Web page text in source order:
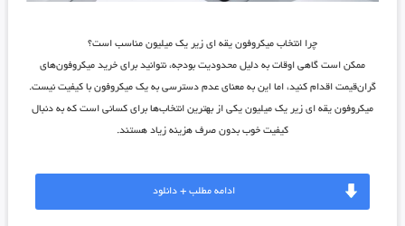
چرا انتخاب میکروفون یقه ای زیر یک میلیون مناسب است؟
ممکن است گاهی اوقات به دلیل محدودیت بودجه، نتوانید برای خرید میکروفون‌های
گران‌قیمت اقدام کنید، اما این به معنای عدم دسترسی به یک میکروفون با کیفیت نیست.
میکروفون یقه ای زیر یک میلیونیکی از بهترین انتخاب‌ها برای کسانی است که به دنبال
کیفیت خوب بدون صرف هزینه زیاد هستند.
ادامه مطلب + دانلود